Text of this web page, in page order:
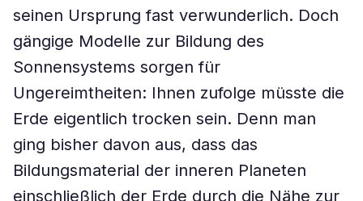
seinen Ursprung fast verwunderlich. Doch
gängige Modelle zur Bildung des
Sonnensystems sorgen für
Ungereimtheiten: Ihnen zufolge müsste die
Erde eigentlich trocken sein. Denn man
ging bisher davon aus, dass das
Bildungsmaterial der inneren Planeten
einschließlich der Erde durch die Nähe zur